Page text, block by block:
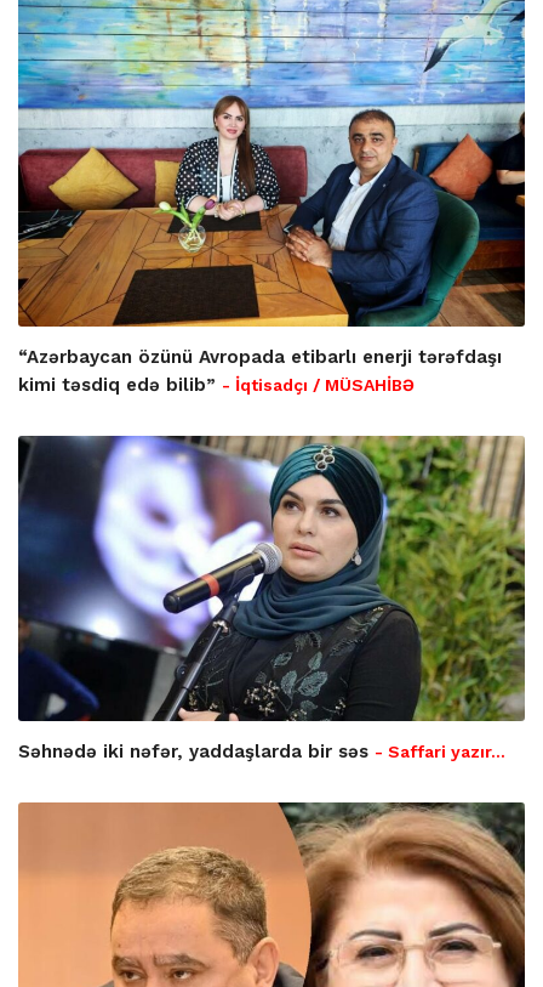
“Azərbaycan özünü Avropada etibarlı enerji tərəfdaşı
kimi təsdiq edə bilib” - İqtisadçı / MÜSAHİBƏ
Səhnədə iki nəfər, yaddaşlarda bir səs - Saffari yazır…